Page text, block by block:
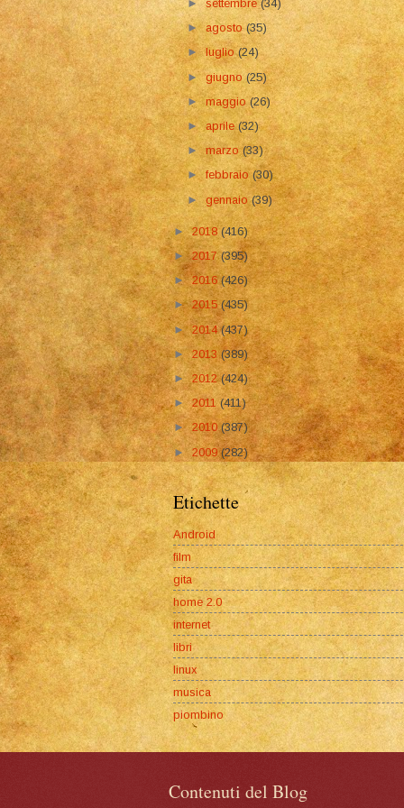
►settembre(34)
►agosto(35)
►luglio(24)
►giugno(25)
►maggio(26)
►aprile(32)
►marzo(33)
►febbraio(30)
►gennaio(39)
►2018(416)
►2017(395)
►2016(426)
►2015(435)
►2014(437)
►2013(389)
►2012(424)
►2011(411)
►2010(387)
► 2009(282)
Etichette
Android
film
gita
home 2.0
internet
libri
linux
musica
piombino
Contenuti del Blog